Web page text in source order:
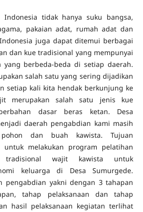
Indonesia tidak hanya suku bangsa,
pakaian adat, rumah adat dan
juga dapat ditemui berbagai
dan kue tradisional yang mempunyai
berbeda-beda di setiap daerah.
salah satu yang sering dijadikan
setiap kali kita hendak berkunjung ke
merupakan salah satu jenis kue
dasar beras ketan. Desa
daerah pengabdian kami masih
dan buah kawista. Tujuan
untuk melakukan program pelatihan
tradisional wajit kawista untuk
keluarga di Desa Sumurgede.
pengabdian yakni dengan 3 tahapan
tahap pelaksanaan dan tahap
hasil pelaksanaan kegiatan terlihat